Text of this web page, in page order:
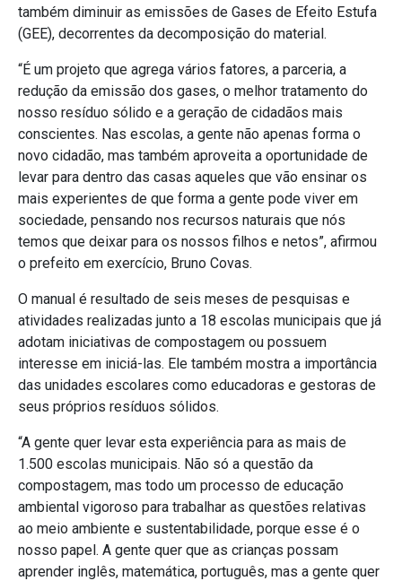
também diminuir as emissões de Gases de Efeito Estufa
(GEE), decorrentes da decomposição do material.
“É um projeto que agrega vários fatores, a parceria, a
redução da emissão dos gases, o melhor tratamento do
nosso resíduo sólido e a geração de cidadãos mais
conscientes. Nas escolas, a gente não apenas forma o
novo cidadão, mas também aproveita a oportunidade de
levar para dentro das casas aqueles que vão ensinar os
mais experientes de que forma a gente pode viver em
sociedade, pensando nos recursos naturais que nós
temos que deixar para os nossos filhos e netos”, afirmou
o prefeito em exercício, Bruno Covas.
O manual é resultado de seis meses de pesquisas e
atividades realizadas junto a 18 escolas municipais que já
adotam iniciativas de compostagem ou possuem
interesse em iniciá-las. Ele também mostra a importância
das unidades escolares como educadoras e gestoras de
seus próprios resíduos sólidos.
“A gente quer levar esta experiência para as mais de
1.500 escolas municipais. Não só a questão da
compostagem, mas todo um processo de educação
ambiental vigoroso para trabalhar as questões relativas
ao meio ambiente e sustentabilidade, porque esse é o
nosso papel. A gente quer que as crianças possam
aprender inglês, matemática, português, mas a gente quer